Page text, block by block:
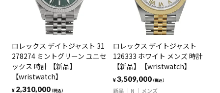
ロレックス デイトジャスト 31
278274 ミントグリーン ユニセ
ックス 時計 【新品】
【wristwatch】
¥ 2,310,000（税込）
ロレックス デイトジャスト
126333 ホワイト メンズ 時計
【新品】【wristwatch】
¥3,509,000（税込）
新品 N メンズ